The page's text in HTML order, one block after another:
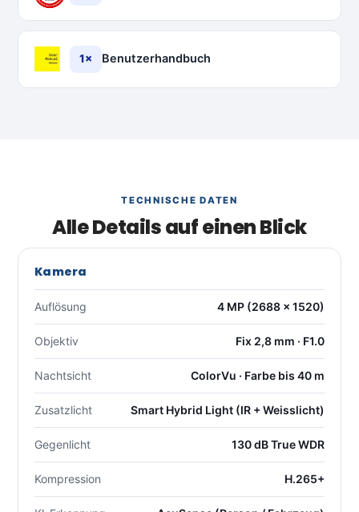
1× Benutzerhandbuch
TECHNISCHE DATEN
Alle Details auf einen Blick
Kamera
Auflösung 4 MP (2688 × 1520)
Objektiv Fix 2,8 mm · F1.0
Nachtsicht ColorVu · Farbe bis 40 m
Zusatzlicht Smart Hybrid Light (IR + Weisslicht)
Gegenlicht 130 dB True WDR
Kompression H.265+